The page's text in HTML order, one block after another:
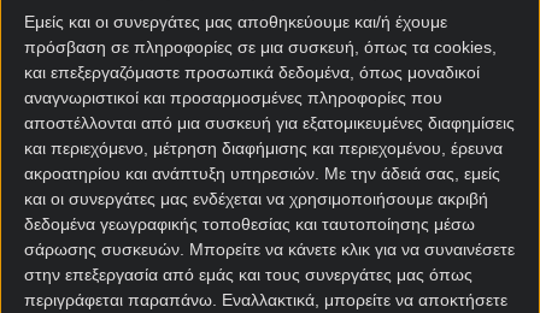
Εμείς και οι συνεργάτες μας αποθηκεύουμε και/ή έχουμε
πρόσβαση σε πληροφορίες σε μια συσκευή, όπως τα cookies,
και επεξεργαζόμαστε προσωπικά δεδομένα, όπως μοναδικοί
αναγνωριστικοί και προσαρμοσμένες πληροφορίες που
αποστέλλονται από μια συσκευή για εξατομικευμένες διαφημίσεις
και περιεχόμενο, μέτρηση διαφήμισης και περιεχομένου, έρευνα
ακροατηρίου και ανάπτυξη υπηρεσιών. Με την άδειά σας, εμείς
και οι συνεργάτες μας ενδέχεται να χρησιμοποιήσουμε ακριβή
δεδομένα γεωγραφικής τοποθεσίας και ταυτοποίησης μέσω
σάρωσης συσκευών. Μπορείτε να κάνετε κλικ για να συναινέσετε
στην επεξεργασία από εμάς και τους συνεργάτες μας όπως
περιγράφεται παραπάνω. Εναλλακτικά, μπορείτε να αποκτήσετε
Πρόσθεσε το Footballbet.gr στην Google
ΣΤΟΙΧΗΜΑΤΙΚΕΣ ΠΡΟΣΦΟΡΕΣ *